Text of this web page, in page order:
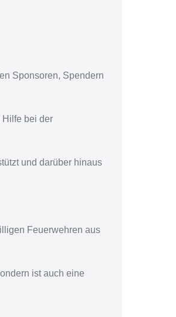
Sponsoren, Spendern
Hilfe bei der
und darüber hinaus
Feuerwehren aus
ist auch eine